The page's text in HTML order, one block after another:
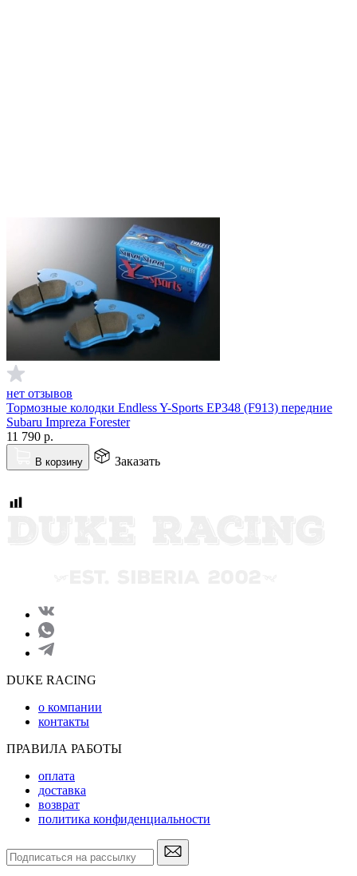
нет отзывов
Тормозные колодки Endless Y-Sports EP348 (F913) передние
Subaru Impreza Forester
11 790 р.
В корзину Заказать
DUKE RACING
о компании
контакты
ПРАВИЛА РАБОТЫ
оплата
доставка
возврат
политика конфиденциальности